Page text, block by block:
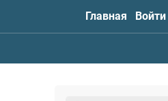
Главная Войти